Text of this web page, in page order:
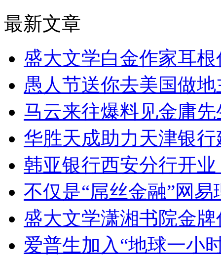
最新文章
盛大文学白金作家耳
愚人节送你去美国做
马云来往爆料见金庸
华胜天成助力天津银
韩亚银行西安分行开
不仅是“屌丝金融”网
盛大文学潇湘书院金
爱普生加入“地球一小